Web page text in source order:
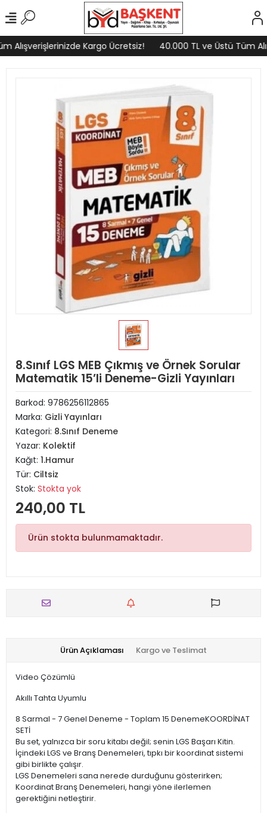
Alışverişlerinizde Kargo Ücretsiz! 40.000 TL ve Üstü Tüm
8.Sınıf LGS MEB Çıkmış ve Örnek Sorular
Matematik 15’li Deneme-Gizli Yayınları
Barkod: 9786256112865
Marka: Gizli Yayınları
Kategori: 8.Sınıf Deneme
Yazar: Kolektif
Kağıt: 1.Hamur
Tür: Ciltsiz
Stok: Stokta yok
240,00 TL
Ürün stokta bulunmamaktadır.
Ürün Açıklaması Kargo ve Teslimat
Video Çözümlü
Akıllı Tahta Uyumlu
8 Sarmal - 7 Genel Deneme - Toplam 15 DenemeKOORDİNAT
SETİ
Bu set, yalnızca bir soru kitabı değil; senin LGS Başarı Kitin.
İçindeki LGS ve Branş Denemeleri, tıpkı bir koordinat sistemi
gibi birlikte çalışır.
LGS Denemeleri sana nerede durduğunu gösterirken;
Koordinat Branş Denemeleri, hangi yöne ilerlemen
gerektiğini netleştirir.